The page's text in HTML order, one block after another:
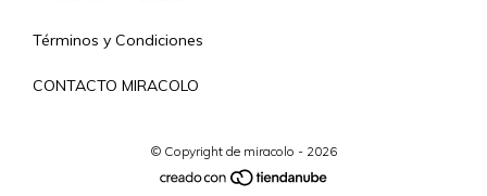
Términos y Condiciones
CONTACTO MIRACOLO
© Copyright de miracolo - 2026